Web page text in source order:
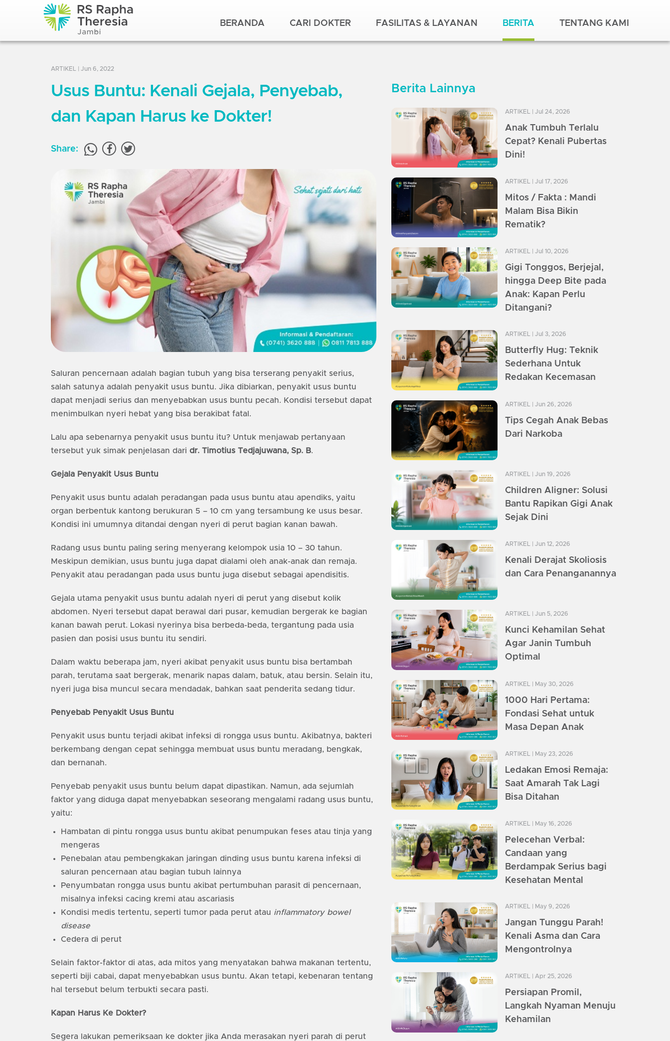
BERANDA CARI DOKTER FASILITAS & LAYANAN BERITA TENTANG KAMI
ARTIKEL | Jun 6, 2022
Usus Buntu: Kenali Gejala, Penyebab,
dan Kapan Harus ke Dokter!
Share:
Saluran pencernaan adalah bagian tubuh yang bisa terserang penyakit serius,
salah satunya adalah penyakit usus buntu. Jika dibiarkan, penyakit usus buntu
dapat menjadi serius dan menyebabkan usus buntu pecah. Kondisi tersebut dapat
menimbulkan nyeri hebat yang bisa berakibat fatal.
Lalu apa sebenarnya penyakit usus buntu itu? Untuk menjawab pertanyaan
tersebut yuk simak penjelasan dari dr. Timotius Tedjajuwana, Sp. B.
Gejala Penyakit Usus Buntu
Penyakit usus buntu adalah peradangan pada usus buntu atau apendiks, yaitu
organ berbentuk kantong berukuran 5 – 10 cm yang tersambung ke usus besar.
Kondisi ini umumnya ditandai dengan nyeri di perut bagian kanan bawah.
Radang usus buntu paling sering menyerang kelompok usia 10 – 30 tahun.
Meskipun demikian, usus buntu juga dapat dialami oleh anak-anak dan remaja.
Penyakit atau peradangan pada usus buntu juga disebut sebagai apendisitis.
Gejala utama penyakit usus buntu adalah nyeri di perut yang disebut kolik
abdomen. Nyeri tersebut dapat berawal dari pusar, kemudian bergerak ke bagian
kanan bawah perut. Lokasi nyerinya bisa berbeda-beda, tergantung pada usia
pasien dan posisi usus buntu itu sendiri.
Dalam waktu beberapa jam, nyeri akibat penyakit usus buntu bisa bertambah
parah, terutama saat bergerak, menarik napas dalam, batuk, atau bersin. Selain itu,
nyeri juga bisa muncul secara mendadak, bahkan saat penderita sedang tidur.
Penyebab Penyakit Usus Buntu
Penyakit usus buntu terjadi akibat infeksi di rongga usus buntu. Akibatnya, bakteri
berkembang dengan cepat sehingga membuat usus buntu meradang, bengkak,
dan bernanah.
Penyebab penyakit usus buntu belum dapat dipastikan. Namun, ada sejumlah
faktor yang diduga dapat menyebabkan seseorang mengalami radang usus buntu,
yaitu:
Hambatan di pintu rongga usus buntu akibat penumpukan feses atau tinja yang
mengeras
Penebalan atau pembengkakan jaringan dinding usus buntu karena infeksi di
saluran pencernaan atau bagian tubuh lainnya
Penyumbatan rongga usus buntu akibat pertumbuhan parasit di pencernaan,
misalnya infeksi cacing kremi atau ascariasis
Kondisi medis tertentu, seperti tumor pada perut atau inflammatory bowel
disease
Cedera di perut
Selain faktor-faktor di atas, ada mitos yang menyatakan bahwa makanan tertentu,
seperti biji cabai, dapat menyebabkan usus buntu. Akan tetapi, kebenaran tentang
hal tersebut belum terbukti secara pasti.
Kapan Harus Ke Dokter?
Segera lakukan pemeriksaan ke dokter jika Anda merasakan nyeri parah di perut
Berita Lainnya
ARTIKEL | Jul 24, 2026
Anak Tumbuh Terlalu
Cepat? Kenali Pubertas
Dini!
ARTIKEL | Jul 17, 2026
Mitos / Fakta : Mandi
Malam Bisa Bikin
Rematik?
ARTIKEL | Jul 10, 2026
Gigi Tonggos, Berjejal,
hingga Deep Bite pada
Anak: Kapan Perlu
Ditangani?
ARTIKEL | Jul 3, 2026
Butterfly Hug: Teknik
Sederhana Untuk
Redakan Kecemasan
ARTIKEL | Jun 26, 2026
Tips Cegah Anak Bebas
Dari Narkoba
ARTIKEL | Jun 19, 2026
Children Aligner: Solusi
Bantu Rapikan Gigi Anak
Sejak Dini
ARTIKEL | Jun 12, 2026
Kenali Derajat Skoliosis
dan Cara Penanganannya
ARTIKEL | Jun 5, 2026
Kunci Kehamilan Sehat
Agar Janin Tumbuh
Optimal
ARTIKEL | May 30, 2026
1000 Hari Pertama:
Fondasi Sehat untuk
Masa Depan Anak
ARTIKEL | May 23, 2026
Ledakan Emosi Remaja:
Saat Amarah Tak Lagi
Bisa Ditahan
ARTIKEL | May 16, 2026
Pelecehan Verbal:
Candaan yang
Berdampak Serius bagi
Kesehatan Mental
ARTIKEL | May 9, 2026
Jangan Tunggu Parah!
Kenali Asma dan Cara
Mengontrolnya
ARTIKEL | Apr 25, 2026
Persiapan Promil,
Langkah Nyaman Menuju
Kehamilan